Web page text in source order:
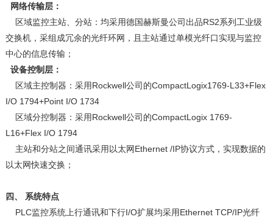
网络传输层：
区域监控主站、分站：均采用德国赫斯曼公司出品RS2系列工业级
交换机，采组成冗余的光纤环网，且主站通过单模光纤口实现与监控
中心的信息传输；
设备控制层：
区域主控制器：采用Rockwell公司的CompactLogix1769-L33+Flex
I/O 1794+Point I/O 1734
区域分控制器：采用Rockwell公司的CompactLogix 1769-
L16+Flex I/O 1794
主站和分站之间通讯采用以太网Ethernet /IP协议方式，实现数据的
以太网快速交换；
四、 系统特点
PLC监控系统上行通讯和下行I/O扩展均采用Ethernet TCP/IP光纤